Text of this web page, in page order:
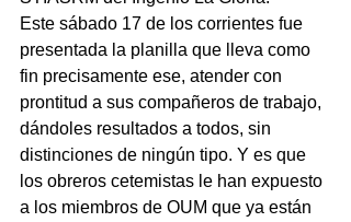
Este sábado 17 de los corrientes fue
presentada la planilla que lleva como
fin precisamente ese, atender con
prontitud a sus compañeros de trabajo,
dándoles resultados a todos, sin
distinciones de ningún tipo. Y es que
los obreros cetemistas le han expuesto
a los miembros de OUM que ya están